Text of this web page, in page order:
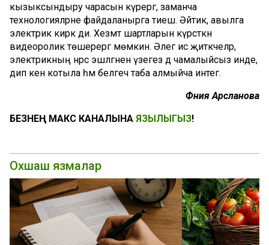
кызыксындыру чарасын күрергә, заманча
технологияләрне файдаланырга тиеш. Әйтик, авылга
электрик кирәк ди. Хезмәт шартларын күрсәткән
видеоролик төшерергә мөмкин. Әлегә исә җитәкчеләр,
электрикның нәрсә эшләгәнен үзегез дә чамалыйсыз инде,
дип кенә котыла һәм белгеч таба алмыйча интегә.
Фәния Арсланова
БЕЗНЕҢ МАКС КАНАЛЫНА ЯЗЫЛЫГЫЗ!
Охшаш язмалар